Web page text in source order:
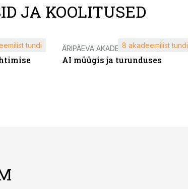
JA KOOLITUSED
tundi ÄRIPÄEVA AKADEEMIA
AI müügis ja turunduses
8 akadeemilist tundi